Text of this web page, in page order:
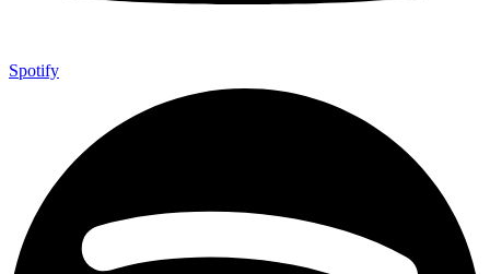
Spotify